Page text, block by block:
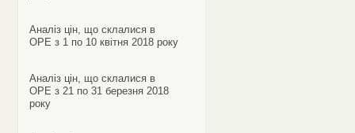
Аналіз цін, що склалися в
ОРЕ з 1 по 10 квітня 2018 року
Аналіз цін, що склалися в
ОРЕ з 21 по 31 березня 2018
року